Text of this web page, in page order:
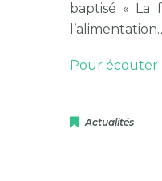
baptisé « La
Pour écouter
Actualités